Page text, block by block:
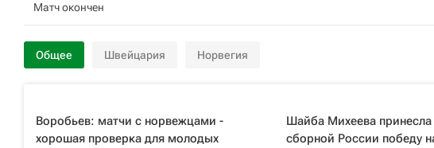
Матч окончен
Общее Швейцария Норвегия
Воробьев: матчи с норвежцами -
хорошая проверка для молодых
Шайба Михеева
сборной России победу